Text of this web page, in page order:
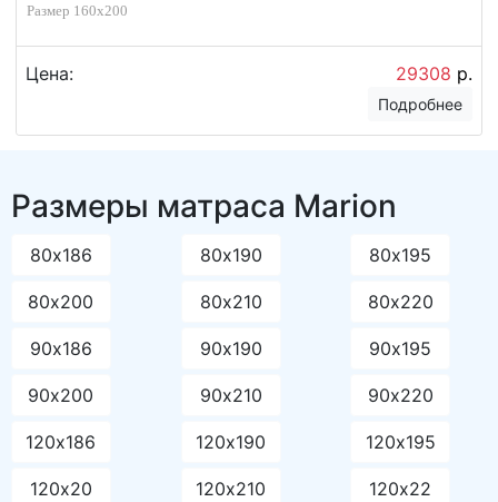
Размер 160х200
Цена: 29308 р.
Подробнее
Размеры матраса Marion
80х186 80х190 80х195
80х200 80х210 80х220
90х186 90х190 90х195
90х200 90х210 90х220
120х186 120х190 120х195
120х20
120х210
120х22